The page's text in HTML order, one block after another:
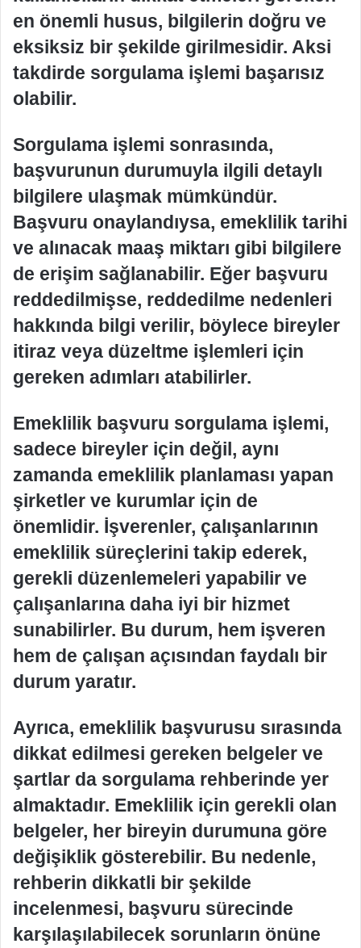
en önemli husus, bilgilerin doğru ve
eksiksiz bir şekilde girilmesidir. Aksi
takdirde sorgulama işlemi başarısız
olabilir.
Sorgulama işlemi sonrasında,
başvurunun durumuyla ilgili detaylı
bilgilere ulaşmak mümkündür.
Başvuru onaylandıysa, emeklilik tarihi
ve alınacak maaş miktarı gibi bilgilere
de erişim sağlanabilir. Eğer başvuru
reddedilmişse, reddedilme nedenleri
hakkında bilgi verilir, böylece bireyler
itiraz veya düzeltme işlemleri için
gereken adımları atabilirler.
Emeklilik başvuru sorgulama işlemi,
sadece bireyler için değil, aynı
zamanda emeklilik planlaması yapan
şirketler ve kurumlar için de
önemlidir. İşverenler, çalışanlarının
emeklilik süreçlerini takip ederek,
gerekli düzenlemeleri yapabilir ve
çalışanlarına daha iyi bir hizmet
sunabilirler. Bu durum, hem işveren
hem de çalışan açısından faydalı bir
durum yaratır.
Ayrıca, emeklilik başvurusu sırasında
dikkat edilmesi gereken belgeler ve
şartlar da sorgulama rehberinde yer
almaktadır. Emeklilik için gerekli olan
belgeler, her bireyin durumuna göre
değişiklik gösterebilir. Bu nedenle,
rehberin dikkatli bir şekilde
incelenmesi, başvuru sürecinde
karşılaşılabilecek sorunların önüne